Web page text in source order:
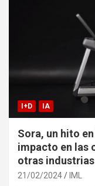
I+D IA
Sora, un hito
impacto en las
otras industrias
21/02/2024 IML